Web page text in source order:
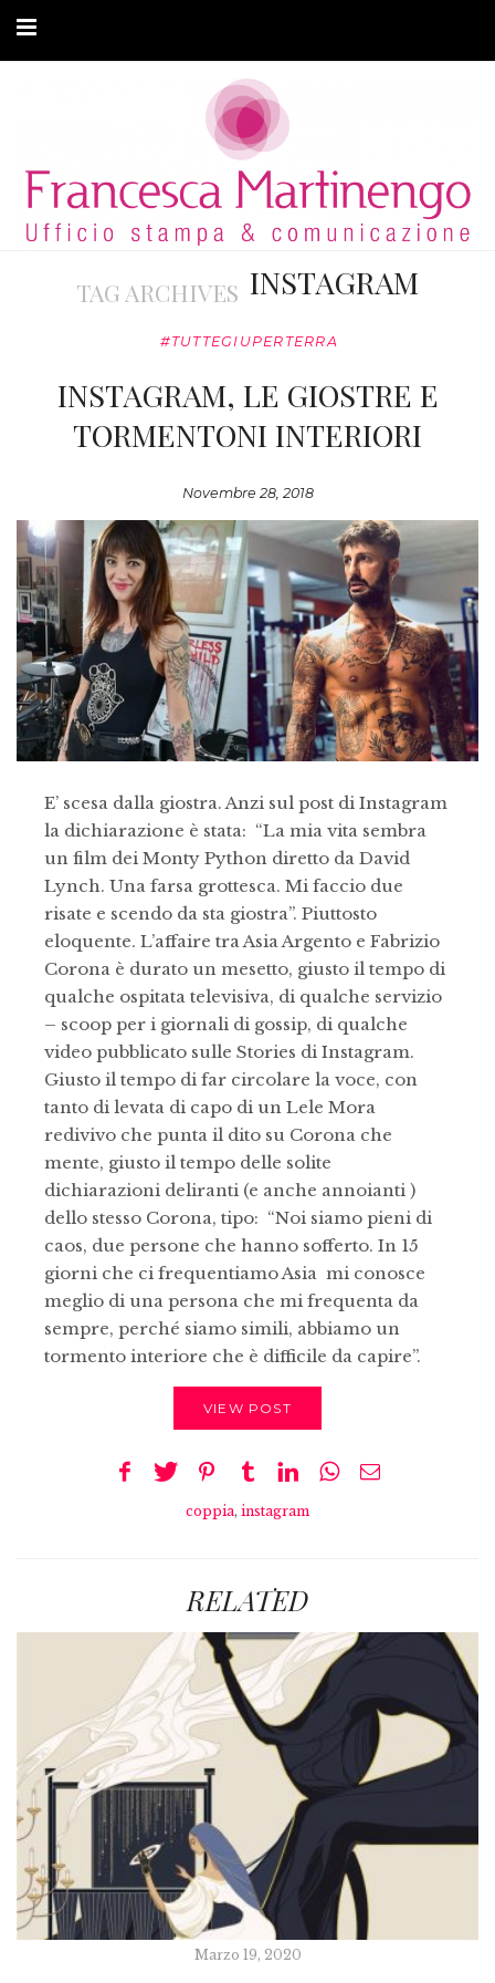
ARTICOLI
MODA ADATTIVA
CONTATTITAG ARCHIVES INSTAGRAM
#TUTTEGIUPERTERRA
INSTAGRAM, LE GIOSTRE E
TORMENTONI INTERIORI
Novembre 28, 2018
E’ scesa dalla giostra. Anzi sul post di Instagram
la dichiarazione è stata: “La mia vita sembra
un film dei Monty Python diretto da David
Lynch. Una farsa grottesca. Mi faccio due
risate e scendo da sta giostra”. Piuttosto
eloquente. L’affaire tra Asia Argento e Fabrizio
Corona è durato un mesetto, giusto il tempo di
qualche ospitata televisiva, di qualche servizio
– scoop per i giornali di gossip, di qualche
video pubblicato sulle Stories di Instagram.
Giusto il tempo di far circolare la voce, con
tanto di levata di capo di un Lele Mora
redivivo che punta il dito su Corona che
mente, giusto il tempo delle solite
dichiarazioni deliranti (e anche annoianti )
dello stesso Corona, tipo: “Noi siamo pieni di
caos, due persone che hanno sofferto. In 15
giorni che ci frequentiamo Asia mi conosce
meglio di una persona che mi frequenta da
sempre, perché siamo simili, abbiamo un
tormento interiore che è difficile da capire”.
VIEW POST
coppia, instagram
RELATED
Marzo 19, 2020